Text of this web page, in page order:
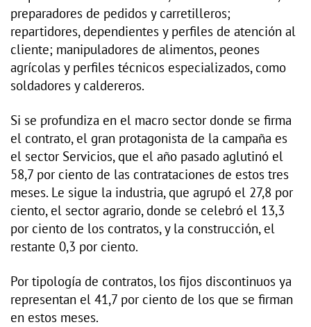
preparadores de pedidos y carretilleros;
repartidores, dependientes y perfiles de atención al
cliente; manipuladores de alimentos, peones
agrícolas y perfiles técnicos especializados, como
soldadores y caldereros.
Si se profundiza en el macro sector donde se firma
el contrato, el gran protagonista de la campaña es
el sector Servicios, que el año pasado aglutinó el
58,7 por ciento de las contrataciones de estos tres
meses. Le sigue la industria, que agrupó el 27,8 por
ciento, el sector agrario, donde se celebró el 13,3
por ciento de los contratos, y la construcción, el
restante 0,3 por ciento.
Por tipología de contratos, los fijos discontinuos ya
representan el 41,7 por ciento de los que se firman
en estos meses.